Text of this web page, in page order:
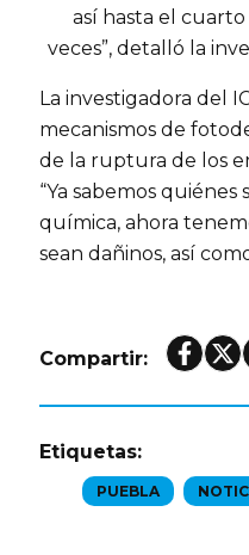
así hasta el
veces”, detalló la
La investigadora del
mecanismos de
de la ruptura de los
“Ya sabemos
química, ahora
sean dañinos, así
Compartir:
Etiquetas:
PUEBLA